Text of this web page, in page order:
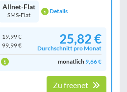
Allnet-Flat
SMS-Flat Details
19,99 €
99,99 € 25,82 €
Durchschnitt pro Monat
monatlich9,66 €
Zu freenet